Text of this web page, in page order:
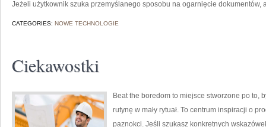
Jeżeli użytkownik szuka przemyślanego sposobu na ogarnięcie dokumentów,
CATEGORIES: NOWE TECHNOLOGIE
Ciekawostki
Beat the boredom to miejsce stworzone po to,
rutynę w mały rytuał. To centrum inspiracji o
paznokci. Jeśli szukasz konkretnych